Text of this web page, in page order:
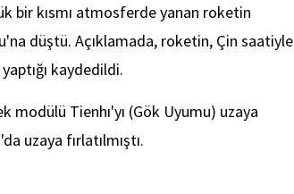
bir kısmı atmosferde yanan roketin
düştü. Açıklamada, roketin, Çin saatiyle
kaydedildi.
modülü Tienhı'yı (Gök Uyumu) uzaya
uzaya fırlatılmıştı.